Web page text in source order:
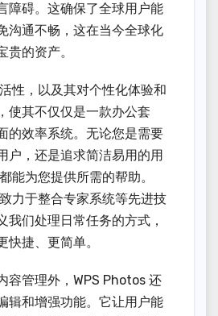
障碍。这确保了全球用户能
沟通不畅，这在当今全球化
贵的资产。
性，以及其对个性化体验和
使其不仅仅是一款办公套
的效率系统。无论您是需要
户，还是追求简洁易用的用
能为您提供所需的帮助。
力于整合专家系统等先进技
我们处理日常任务的方式，
快捷、更简单。
容管理外，WPS Photos 还
辑和增强功能。它让用户能